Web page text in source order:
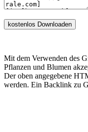
Mit dem Verwenden des
Pflanzen und Blumen
Der oben angegebene
werden. Ein Backlink zu